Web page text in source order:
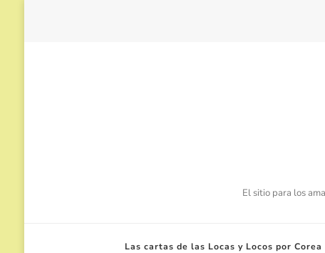
El sitio para los
Las cartas de las Locas y Locos por Corea